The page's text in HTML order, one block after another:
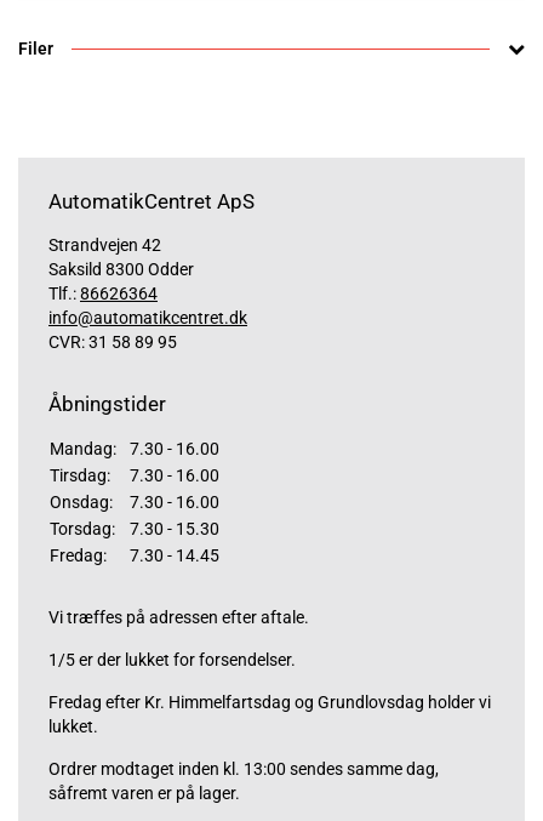
Filer
AutomatikCentret ApS
Strandvejen 42
Saksild 8300 Odder
Tlf.:86626364
info@automatikcentret.dk
CVR: 31 58 89 95
Åbningstider
Mandag:
7.30 - 16.00
Tirsdag:
7.30 - 16.00
Onsdag:
7.30 - 16.00
Torsdag:
7.30 - 15.30
Fredag:
7.30 - 14.45
Vi træffes på adressen efter aftale.
1/5 er der lukket for forsendelser.
Fredag efter Kr. Himmelfartsdag og Grundlovsdag holder vi
lukket.
Ordrer modtaget inden kl. 13:00 sendes samme dag,
såfremt varen er på lager.